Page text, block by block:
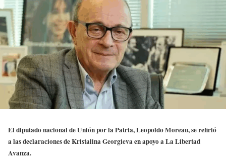
El diputado nacional de Unión por la Patria, Leopoldo Moreau, se refirió
a las declaraciones de Kristalina Georgieva en apoyo a La Libertad
Avanza.